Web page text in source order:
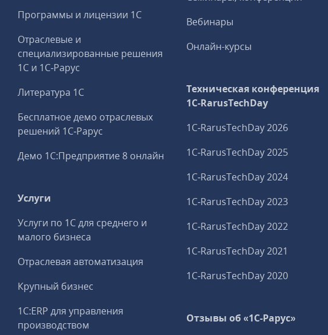
Программы и лицензии 1С
Отраслевые и
специализированные решения
1С и 1С‑Рарус
Литература 1С
Бесплатное демо отраслевых
решений 1С‑Рарус
Демо 1С:Предприятие 8 онлайн
Услуги
Услуги по 1С для среднего и
малого бизнеса
Отраслевая автоматизация
Крупный бизнес
1С:ERP для управления
производством
Вебинары
Онлайн-курсы
Техническая конференция
1C‑RarusTechDay
1C‑RarusTechDay 2026
1C‑RarusTechDay 2025
1C‑RarusTechDay 2024
1C‑RarusTechDay 2023
1C‑RarusTechDay 2022
1C‑RarusTechDay 2021
1C‑RarusTechDay 2020
Отзывы об «1С-Рарус»